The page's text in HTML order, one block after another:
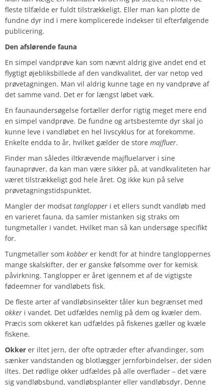
fleste tilfælde er fuldt tilstrækkeligt. Eller man kan plotte de
fundne dyr ind i mere komplicerede indekser til efterfølgende
publicering.
Den afslørende fauna
En simpel vandprøve kan som nævnt aldrig give andet end et
flygtigt øjebliksbillede af den vandkvalitet, der var netop ved
prøvetagningen. Man vil aldrig kunne tage en ny vandprøve af
det samme vand. Det er for længst løbet væk.
En faunaundersøgelse fortæller derfor rigtig meget mere end
en simpel vandprøve. De fundne og artsbestemte dyr skal jo
kunne leve i vandløbet en hel livscyklus for at forekomme.
Enkelte endda to år, hvilket gælder de store majfluer.
Finder man således iltkrævende majfluelarver i sine
faunaprøver, da kan man være sikker på, at vandkvaliteten har
været tilstrækkeligt god hele året. Og ikke kun på selve
prøvetagningstidspunktet.
Mangler der modsat tanglopper i et ellers sundt vandløb med
en varieret fauna, da samler mistanken sig straks om
tungmetaller i vandet. Hvilket man så kan undersøge specifikt
for.
Tungmetaller som kobber er kendt for at hindre tangloppernes
mange skalskifter, der er ganske følsomme over for kemisk
påvirkning. Tanglopper er året igennem et af de vigtigste
fødeemner for vandløbets fisk.
De fleste arter af vandløbsinsekter tåler kun begrænset med
okker i vandet. Det udfældes nemlig på dem og kvæler dem.
Præcis som okkeret kan udfældes på fiskenes gæller og kvæle
fiskene.
Okker er iltet jern, der ofte optræder efter afvandinger, som
sænker vandstanden og blotlægger jernforbindelser, der siden
iltes. Det rødlige okker udfældes på alle overflader – det være
sig vandløbsbund, vandløbsplanter eller vandløbsdyr. Denne